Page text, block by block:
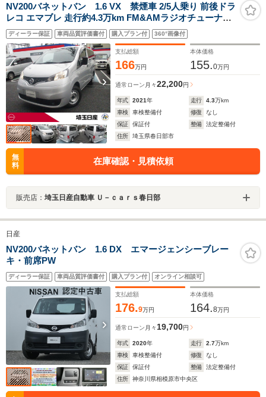
NV200バネットバン 1.6 VX 禁煙車 2/5人乗り 前後ドラ
レコ エマブレ 走行約4.3万km FM&AMラジオチューナー
車線逸脱警報装置 キーレスエントリー ETC ノーマルタイ
ヤ有り ハロゲンヘッドライト ハイビームアシスト 1年距
離無制限保証付
ディーラー保証 車両品質評価書付 購入プラン付 360°画像付
支払総額
166万円
本体価格
155.0万円
通常ローン 月々22,200円
年式 2021年 走行 4.3万km
車検
車検整備付 修復
なし
保証
保証付 整備
法定整備付
住所
埼玉県春日部市
無
料
在庫確認・見積依頼
販売店： 埼玉日産自動車 Ｕ－ｃａｒｓ春日部
日産
NV200バネットバン 1.6 DX エマージェンシーブレー
キ・前席PW
ディーラー保証 車両品質評価書付 購入プラン付 オンライン相談可
支払総額
176.9万円
本体価格
164.8万円
通常ローン 月々 19,700円
年式 2020年 走行 2.7万km
車検
車検整備付 修復
なし
保証
保証付 整備
法定整備付
住所
神奈川県相模原市中央区